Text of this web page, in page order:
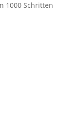
1000 Schritten